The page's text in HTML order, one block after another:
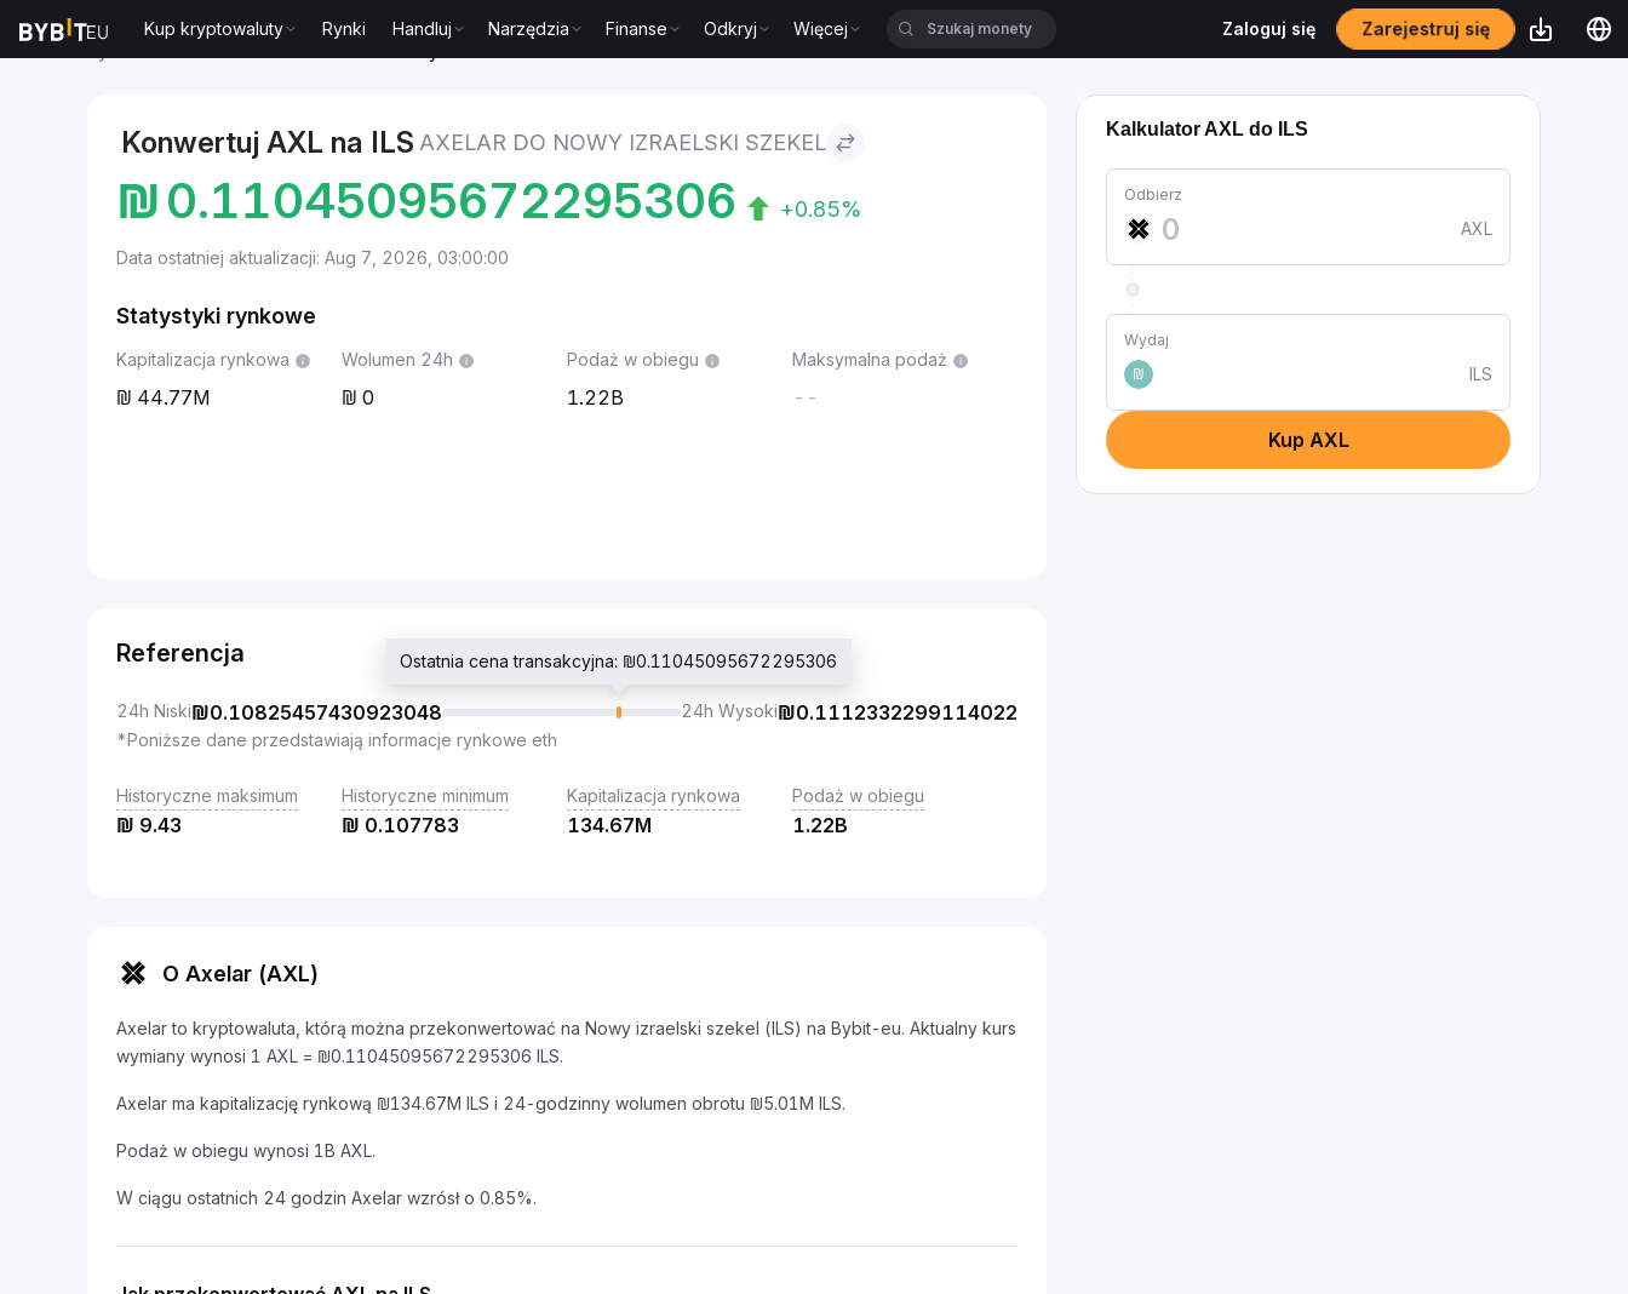
Kup kryptowaluty Rynki Handluj Narzędzia Finanse Odkryj Więcej Zaloguj się
Zarejestruj się
Konwertuj AXL na ILS AXELAR DO NOWY IZRAELSKI SZEKEL
₪0.11045095672295306 +0.85%
Data ostatniej aktualizacji: Aug 7, 2026, 03:00:00
Statystyki rynkowe
Kapitalizacja rynkowa
44.77M
Wolumen 24h
0
Podaż w obiegu
1.22B
Maksymalna podaż
--
Referencja
24h Niski₪0.10825457430923048
Ostatnia cena transakcyjna: ₪0.11045095672295306
24h Wysoki₪0.1112332299114022
*Poniższe dane przedstawiają informacje rynkowe eth
Historyczne maksimum
₪ 9.43
Historyczne minimum
₪ 0.107783
Kapitalizacja rynkowa
134.67M
Podaż w obiegu
1.22B
O Axelar (AXL)
Axelar to kryptowaluta, którą można przekonwertować na Nowy izraelski szekel (ILS) na Bybit-eu. Aktualny kurs
wymiany wynosi 1 AXL = ₪0.11045095672295306 ILS.
Axelar ma kapitalizację rynkową ₪134.67M ILS i 24-godzinny wolumen obrotu ₪5.01M ILS.
Podaż w obiegu wynosi 1B AXL.
W ciągu ostatnich 24 godzin Axelar wzrósł o 0.85%.
Kalkulator AXL do ILS
Odbierz
AXL
Wydaj
₪
ILS
Kup AXL